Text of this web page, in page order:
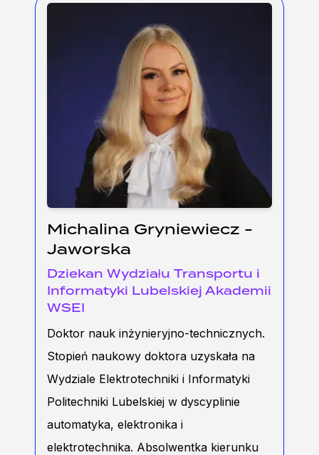
Michalina Gryniewiecz -
Jaworska
Dziekan Wydziału Transportu i
Informatyki Lubelskiej Akademii
WSEI
Doktor nauk inżynieryjno-technicznych.
Stopień naukowy doktora uzyskała na
Wydziale Elektrotechniki i Informatyki
Politechniki Lubelskiej w dyscyplinie
automatyka, elektronika i
elektrotechnika. Absolwentka kierunku